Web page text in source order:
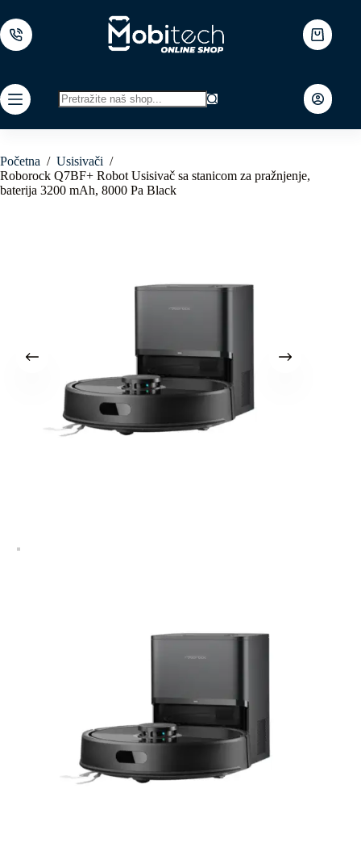
to
content
Shopping
cart
results
Početna / Usisivači /
Roborock Q7BF+ Robot Usisivač sa stanicom za pražnjenje,
baterija 3200 mAh, 8000 Pa Black